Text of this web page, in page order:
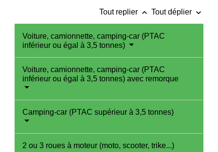
Tout replier keyboard_arrow_up Tout déplier keyboard_arrow_down
Voiture, camionnette, camping-car (PTAC
inférieur ou égal à 3,5 tonnes)
Voiture, camionnette, camping-car (PTAC
inférieur ou égal à 3,5 tonnes) avec remorque
Camping-car (PTAC supérieur à 3,5 tonnes)
2 ou 3 roues à moteur (moto, scooter, trike...)